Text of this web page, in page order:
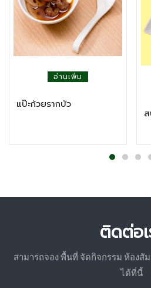
อ่านเพิ่ม
แป๊ะก้วยรากบัว
ติดต่อเ
สามารถจอง พื้นที่ จัดกิจกรรม ห้องสั
ได้ที่นี้